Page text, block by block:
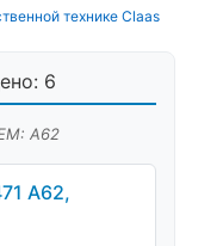
технике Claas
6
А62
А62,